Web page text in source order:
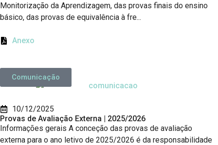
Monitorização da Aprendizagem, das provas finais do ensino
básico, das provas de equivalência à fre...
Anexo
Comunicação
10/12/2025
Provas de Avaliação Externa | 2025/2026
Informações gerais A conceção das provas de avaliação
externa para o ano letivo de 2025/2026 é da responsabilidade